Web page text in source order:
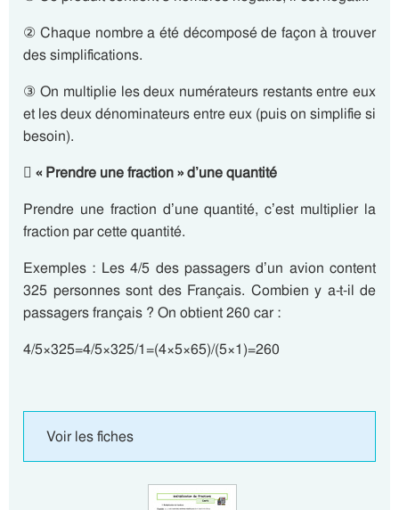
② Chaque nombre a été décomposé de façon à trouver
des simplifications.
③ On multiplie les deux numérateurs restants entre eux
et les deux dénominateurs entre eux (puis on simplifie si
besoin).
 « Prendre une fraction » d’une quantité
Prendre une fraction d’une quantité, c’est multiplier la
fraction par cette quantité.
Exemples : Les 4/5 des passagers d’un avion content
325 personnes sont des Français. Combien y a-t-il de
passagers français ? On obtient 260 car :
4/5×325=4/5×325/1=(4×5×65)/(5×1)=260
Voir les fiches